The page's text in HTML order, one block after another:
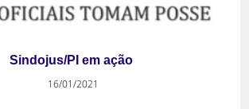
Sindojus/PI em ação
16/01/2021